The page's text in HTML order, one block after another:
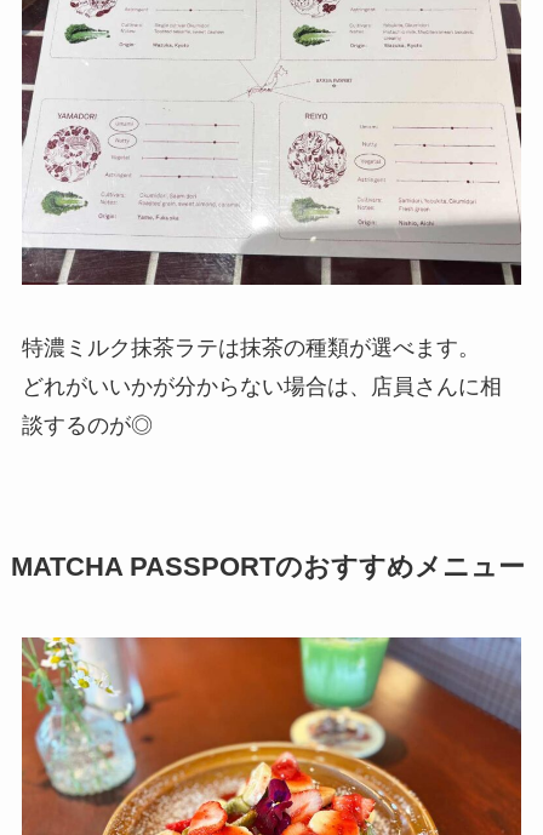
特濃ミルク抹茶ラテは抹茶の種類が選べます。
どれがいいかが分からない場合は、店員さんに相
談するのが◎
MATCHA PASSPORTのおすすめメニュー